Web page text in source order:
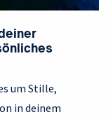
um Stille,
in deinem